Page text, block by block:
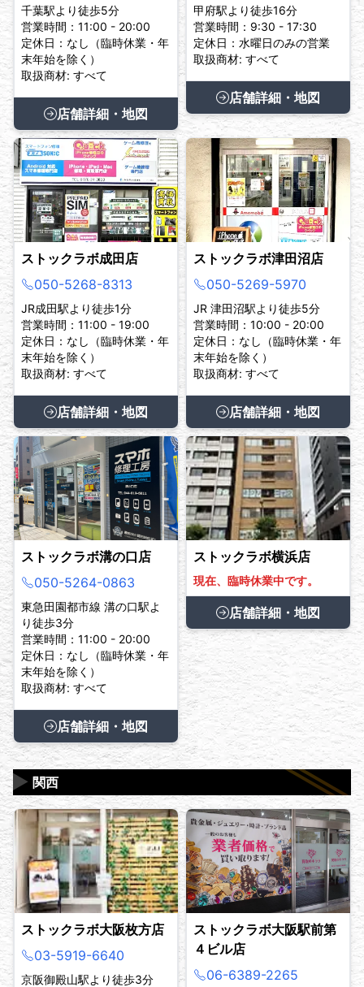
千葉駅より徒歩5分
営業時間：11:00 - 20:00
定休日：なし（臨時休業・年
末年始を除く）
取扱商材: すべて
店舗詳細・地図
甲府駅より徒歩16分
営業時間：9:30 - 17:30
定休日：水曜日のみの営業
取扱商材: すべて
店舗詳細・地図
ストックラボ成田店
050-5268-8313
JR成田駅より徒歩1分
営業時間：11:00 - 19:00
定休日：なし（臨時休業・年
末年始を除く）
取扱商材: すべて
店舗詳細・地図
ストックラボ津田沼店
050-5269-5970
JR 津田沼駅より徒歩5分
営業時間：10:00 - 20:00
定休日：なし（臨時休業・年
末年始を除く）
取扱商材: すべて
店舗詳細・地図
ストックラボ溝の口店
050-5264-0863
東急田園都市線 溝の口駅よ
り徒歩3分
営業時間：11:00 - 20:00
定休日：なし（臨時休業・年
末年始を除く）
取扱商材: すべて
店舗詳細・地図
ストックラボ横浜店
現在、臨時休業中です。
店舗詳細・地図
関西
▶
ストックラボ大阪枚方店
03-5919-6640
京阪御殿山駅より徒歩3分
ストックラボ大阪駅前第
４ビル店
06-6389-2265